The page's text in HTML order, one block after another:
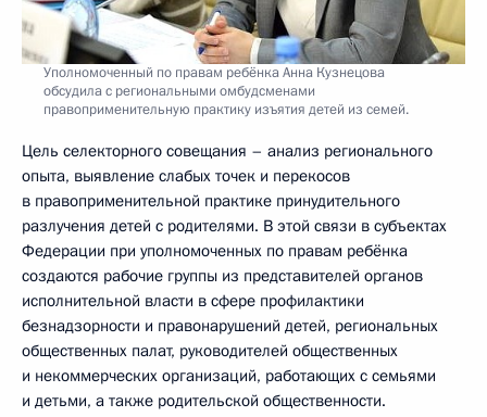
Уполномоченный по правам ребёнка Анна Кузнецова
обсудила с региональными омбудсменами
правоприменительную практику изъятия детей из семей.
Цель селекторного совещания – анализ регионального
опыта, выявление слабых точек и перекосов
в правоприменительной практике принудительного
разлучения детей с родителями. В этой связи в субъектах
Федерации при уполномоченных по правам ребёнка
создаются рабочие группы из представителей органов
исполнительной власти в сфере профилактики
безнадзорности и правонарушений детей, региональных
общественных палат, руководителей общественных
и некоммерческих организаций, работающих с семьями
и детьми, а также родительской общественности.